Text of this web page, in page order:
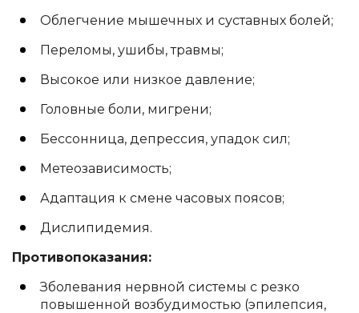
Облегчение мышечных и суставных болей;
Переломы, ушибы, травмы;
Высокое или низкое давление;
Головные боли, мигрени;
Бессонница, депрессия, упадок сил;
Метеозависимость;
Адаптация к смене часовых поясов;
Дислипидемия.
Противопоказания:
Зболевания нервной системы с резко
повышенной возбудимостью (эпилепсия,